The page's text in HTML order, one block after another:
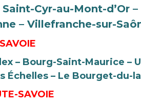
Cyr-au-Mont-d’Or
– Villefranche-sur-
SAVOIE
– Bourg-Saint-Maurice –
Échelles – Le Bourget-du-
SAVOIE